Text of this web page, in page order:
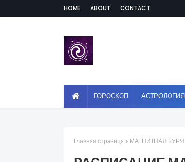
HOME ABOUT CONTACT
ГОРОСКОП АСТРОЛОГИЯ
Главная страница МАГНИТНАЯ БУРЯ